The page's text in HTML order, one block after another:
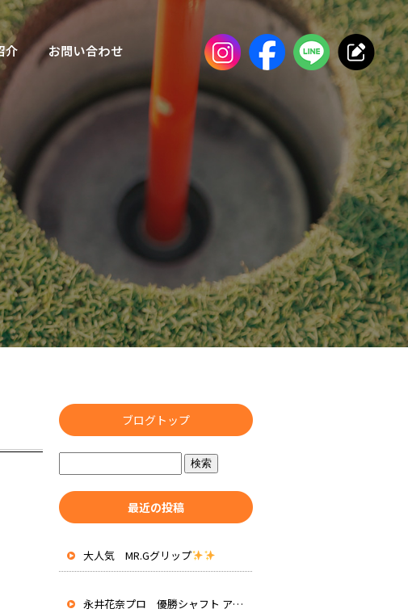
ブログトップ
最近の投稿
大人気 MR.Gグリップ
永井花奈プロ 優勝シャフト アッタスRXピュアブルー 先行入荷